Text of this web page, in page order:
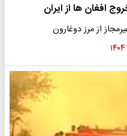
افغان ها از ایران